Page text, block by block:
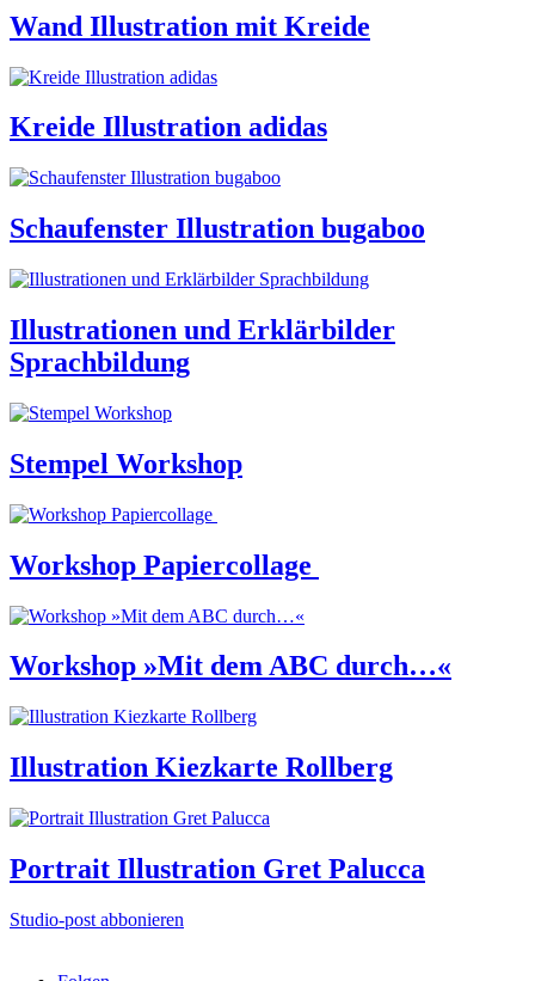
Wand Illustration mit Kreide
Kreide Illustration adidas
Schaufenster Illustration bugaboo
Illustrationen und Erklärbilder
Sprachbildung
Stempel Workshop
Workshop Papiercollage
Workshop »Mit dem ABC durch…«
Illustration Kiezkarte Rollberg
Portrait Illustration Gret Palucca
Studio-post abbonieren